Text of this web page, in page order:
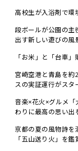
高校生が入浴剤で環
段ボールが公園の主
出す新しい遊びの風
「お米」と「台車
宮崎空港と青島を約
スの実証運行がスタ
音楽×花火×グルメ
わりに最高の思い出
京都の夏の風物詩を
「五山送り火」を鑑